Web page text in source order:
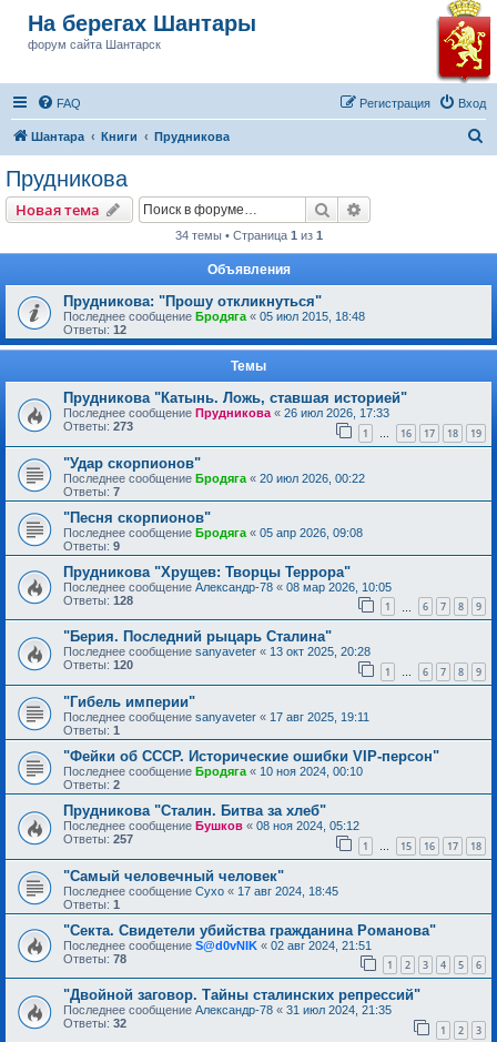
На берегах Шантары
форум сайта Шантарск
FAQ Вход
Регистрация
Шантара Книги Прудникова
Прудникова
Новая тема Поиск
34 темы • Страница 1 из 1
Объявления
Прудникова: "Прошу откликнуться"
Последнее сообщение Бродяга « 05 июл 2015, 18:48
Ответы: 12
Темы
Прудникова "Катынь. Ложь, ставшая историей"
Последнее сообщение Прудникова « 26 июл 2026, 17:33
Ответы: 273 1 … 16 17 18 19
"Удар скорпионов"
Последнее сообщение Бродяга « 20 июл 2026, 00:22
Ответы: 7
"Песня скорпионов"
Последнее сообщение Бродяга « 05 апр 2026, 09:08
Ответы: 9
Прудникова "Хрущев: Творцы Террора"
Последнее сообщение Александр-78 « 08 мар 2026, 10:05
Ответы: 128 1 6 7 8 9
"Берия. Последний рыцарь Сталина"
Последнее сообщение sanyaveter « 13 окт 2025, 20:28
Ответы: 120 1 … 6 7 8 9
"Гибель империи"
Последнее сообщение sanyaveter « 17 авг 2025, 19:11
Ответы: 1
"Фейки об СССР. Исторические ошибки VIP-персон"
Последнее сообщение Бродяга « 10 ноя 2024, 00:10
Ответы: 2
Прудникова "Сталин. Битва за хлеб"
Последнее сообщение Бушков « 08 ноя 2024, 05:12
Ответы: 257 1 … 15 16 17 18
"Самый человечный человек"
Последнее сообщение Сухо « 17 авг 2024, 18:45
Ответы: 1
"Секта. Свидетели убийства гражданина Романова"
Последнее сообщение S@d0vNIK « 02 авг 2024, 21:51
Ответы: 78 1 2 3 4 5 6
"Двойной заговор. Тайны сталинских репрессий"
Последнее сообщение Александр-78 « 31 июл 2024, 21:35
Ответы: 32 1 2 3